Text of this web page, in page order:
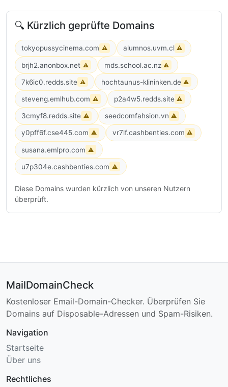
🔍 Kürzlich geprüfte Domains
tokyopussycinema.com ⚠ alumnos.uvm.cl ⚠
brjh2.anonbox.net ⚠ mds.school.ac.nz ⚠
7k6ic0.redds.site ⚠ hochtaunus-klininken.de ⚠
steveng.emlhub.com ⚠ p2a4w5.redds.site ⚠
3cmyf8.redds.site ⚠ seedcomfahsion.vn ⚠
y0pff6f.cse445.com ⚠ vr7lf.cashbenties.com ⚠
susana.emlpro.com ⚠
u7p304e.cashbenties.com ⚠
Diese Domains wurden kürzlich von unseren Nutzern
überprüft.
MailDomainCheck
Kostenloser Email-Domain-Checker. Überprüfen Sie
Domains auf Disposable-Adressen und Spam-Risiken.
Navigation
Startseite
Über uns
Rechtliches